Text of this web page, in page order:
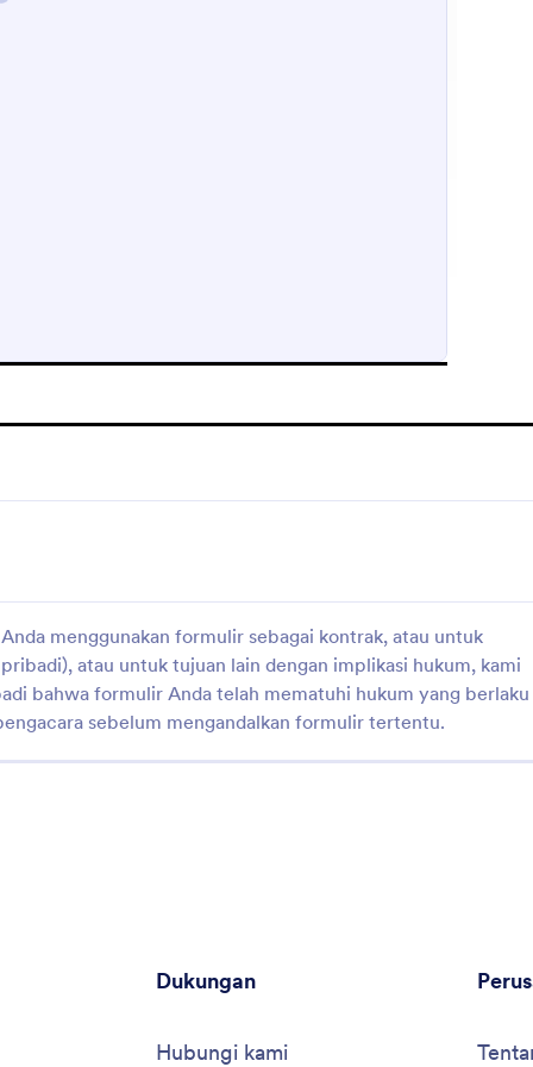
menggunakan formulir sebagai kontrak, atau untuk
atau untuk tujuan lain dengan implikasi hukum, kami
bahwa formulir Anda telah mematuhi hukum yang berlaku
sebelum mengandalkan formulir tertentu.
Dukungan
Hubungi kami